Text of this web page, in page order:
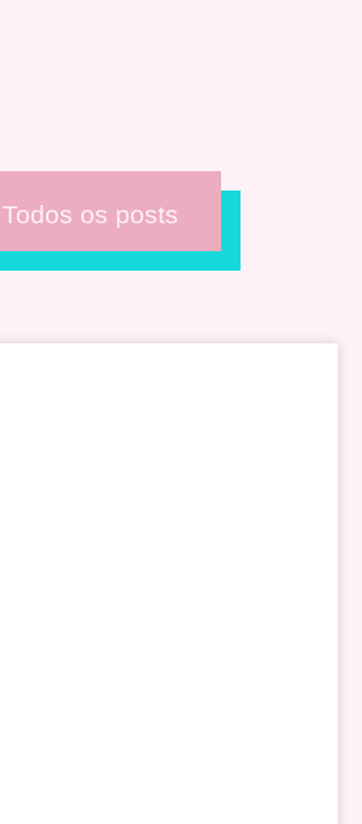
Todos os posts